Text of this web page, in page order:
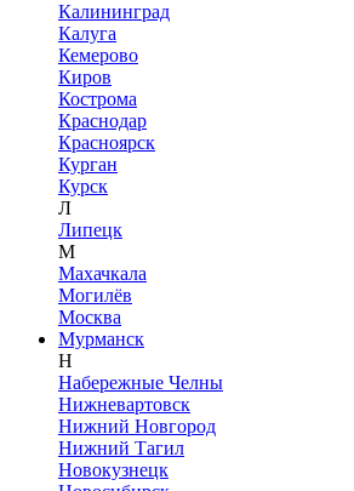
Калининград
Калуга
Кемерово
Киров
Кострома
Краснодар
Красноярск
Курган
Курск
Л
Липецк
М
Махачкала
Могилёв
Москва
Мурманск
Н
Набережные Челны
Нижневартовск
Нижний Новгород
Нижний Тагил
Новокузнецк